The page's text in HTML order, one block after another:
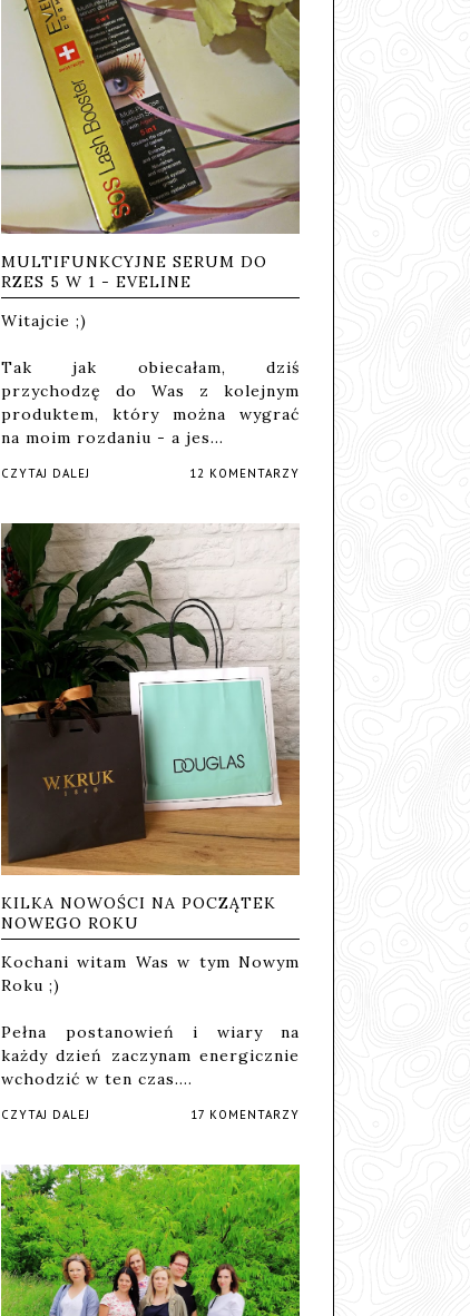
MULTIFUNKCYJNE SERUM DO
RZES 5 W 1 - EVELINE
Witajcie ;)
Tak jak obiecałam, dziś
przychodzę do Was z kolejnym
produktem, który można wygrać
na moim rozdaniu - a jes…
CZYTAJ DALEJ 12 KOMENTARZY
KILKA NOWOŚCI NA POCZĄTEK
NOWEGO ROKU
Kochani witam Was w tym Nowym
Roku ;)
Pełna postanowień i wiary na
każdy dzień zaczynam energicznie
wchodzić w ten czas.…
CZYTAJ DALEJ 17 KOMENTARZY